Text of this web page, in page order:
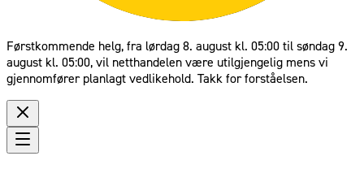
Førstkommende helg, fra lørdag 8. august kl. 05:00 til søndag 9.
august kl. 05:00, vil netthandelen være utilgjengelig mens vi
gjennomfører planlagt vedlikehold. Takk for forståelsen.